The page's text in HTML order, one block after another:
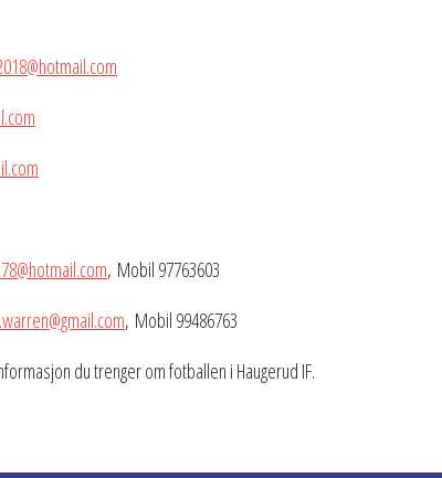
, Mobil 97763603
, Mobil 99486763
du trenger om fotballen i Haugerud IF.